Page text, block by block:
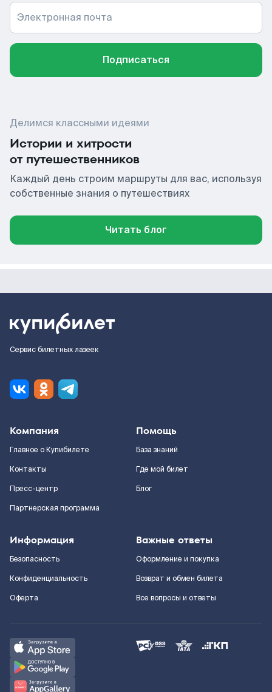
Электронная почта
Подписаться
Делимся классными идеями
Истории и хитрости
от путешественников
Каждый день строим маршруты для вас, используя
собственные знания о путешествиях
Читать блог
Сервис билетных лазеек
Компания
Главное о Купибилете
Контакты
Пресс-центр
Партнерская программа
Помощь
База знаний
Где мой билет
Блог
Информация
Безопасность
Конфиденциальность
Оферта
Важные ответы
Оформление и покупка
Возврат и обмен билета
Все вопросы и ответы